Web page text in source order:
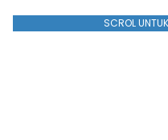
SCROL